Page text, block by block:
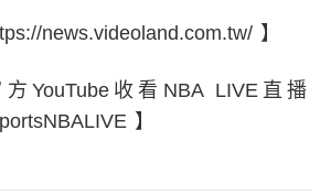
news.videoland.com.tw/ 】
YouTube收看NBA LIVE直播
】